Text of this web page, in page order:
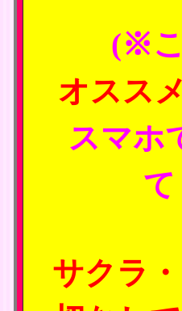
(※
オススメ
スマホ
て
サクラ